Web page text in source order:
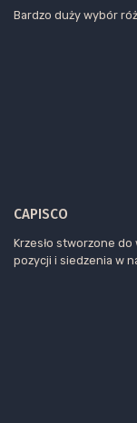
Bardzo duży wybór
CAPISCO
Krzesło stworzone
pozycji i siedzenia w